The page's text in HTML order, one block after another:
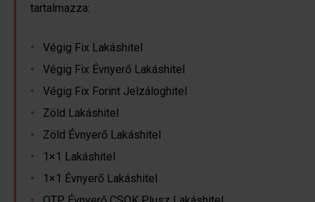
tartalmazza:
Végig Fix Lakáshitel
Végig Fix Évnyerő Lakáshitel
Végig Fix Forint Jelzáloghitel
Zöld Lakáshitel
Zöld Évnyerő Lakáshitel
1×1 Lakáshitel
1×1 Évnyerő Lakáshitel